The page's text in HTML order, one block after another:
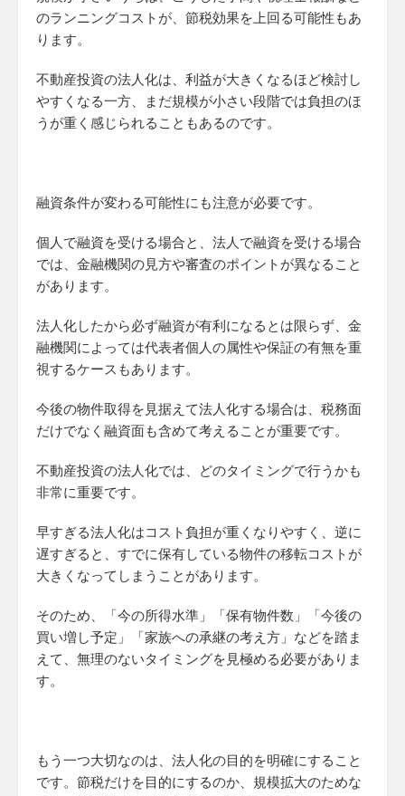
のランニングコストが、節税効果を上回る可能性もあ
ります。
不動産投資の法人化は、利益が大きくなるほど検討し
やすくなる一方、まだ規模が小さい段階では負担のほ
うが重く感じられることもあるのです。
融資条件が変わる可能性にも注意が必要です。
個人で融資を受ける場合と、法人で融資を受ける場合
では、金融機関の見方や審査のポイントが異なること
があります。
法人化したから必ず融資が有利になるとは限らず、金
融機関によっては代表者個人の属性や保証の有無を重
視するケースもあります。
今後の物件取得を見据えて法人化する場合は、税務面
だけでなく融資面も含めて考えることが重要です。
不動産投資の法人化では、どのタイミングで行うかも
非常に重要です。
早すぎる法人化はコスト負担が重くなりやすく、逆に
遅すぎると、すでに保有している物件の移転コストが
大きくなってしまうことがあります。
そのため、「今の所得水準」「保有物件数」「今後の
買い増し予定」「家族への承継の考え方」などを踏ま
えて、無理のないタイミングを見極める必要がありま
す。
もう一つ大切なのは、法人化の目的を明確にすること
です。節税だけを目的にするのか、規模拡大のためな